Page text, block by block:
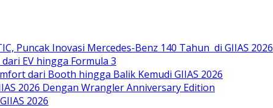
Puncak Inovasi Mercedes-Benz 140 Tahun di GIIAS 2026
EV hingga Formula 3
dari Booth hingga Balik Kemudi GIIAS 2026
2026 Dengan Wrangler Anniversary Edition
2026